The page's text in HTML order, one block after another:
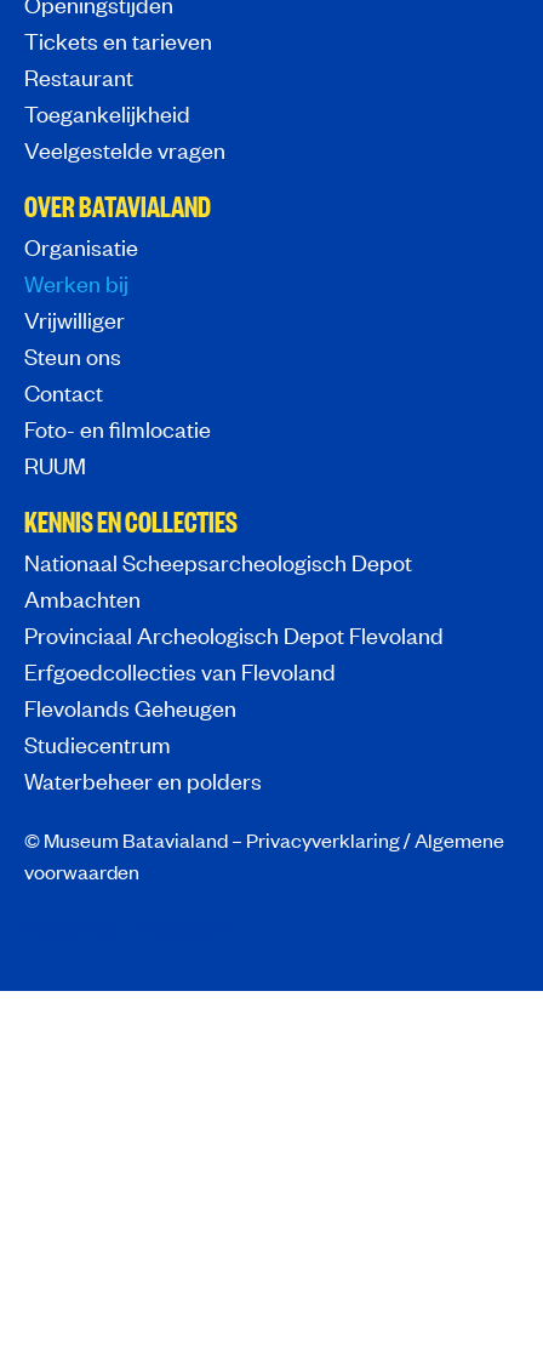
Tickets en tarieven
Restaurant
Toegankelijkheid
Veelgestelde vragen
OVER BATAVIALAND
Organisatie
Werken bij
Vrijwilliger
Steun ons
Contact
Foto- en filmlocatie
RUUM
KENNIS EN COLLECTIES
Nationaal Scheepsarcheologisch Depot
Ambachten
Provinciaal Archeologisch Depot Flevoland
Erfgoedcollecties van Flevoland
Flevolands Geheugen
Studiecentrum
Waterbeheer en polders
© Museum Batavialand – Privacyverklaring/Algemene
voorwaarden